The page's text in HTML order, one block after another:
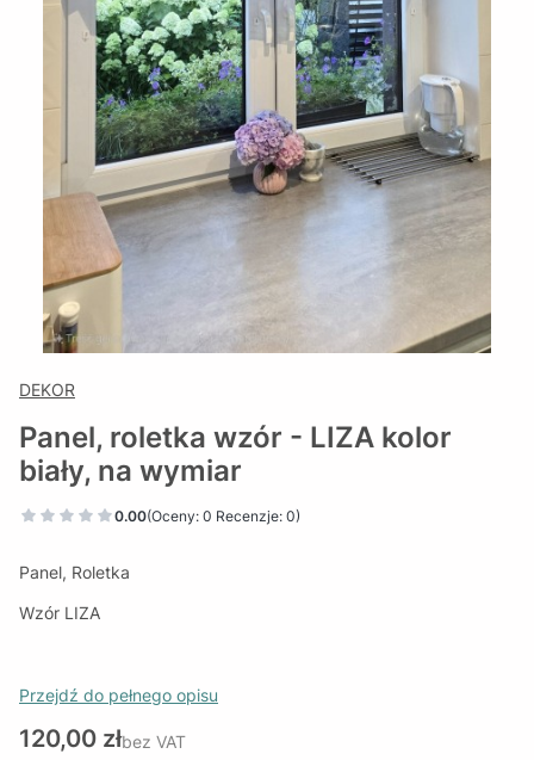
DEKOR
Panel, roletka wzór - LIZA kolor
biały, na wymiar
0.00(Oceny: 0 Recenzje: 0)
Panel, Roletka
Wzór LIZA
Przejdź do pełnego opisu
Cena
120,00 złbez VAT